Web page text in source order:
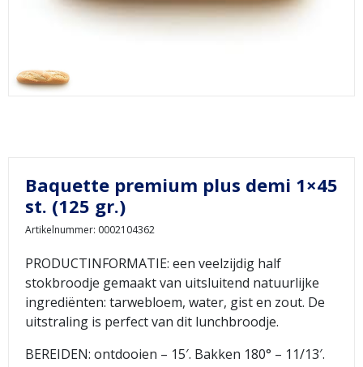
Baquette premium plus demi 1×45
st. (125 gr.)
Artikelnummer: 0002104362
PRODUCTINFORMATIE: een veelzijdig half
stokbroodje gemaakt van uitsluitend natuurlijke
ingrediënten: tarwebloem, water, gist en zout. De
uitstraling is perfect van dit lunchbroodje.
BEREIDEN: ontdooien – 15′. Bakken 180° – 11/13′.